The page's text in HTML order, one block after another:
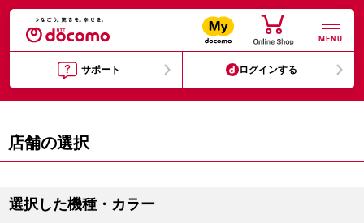
MENU
サポート ログインする
店舗の選択
選択した機種・カラー